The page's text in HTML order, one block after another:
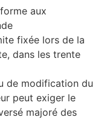
aux
fixée lors de la
dans les trente
de modification du
peut exiger le
majoré des